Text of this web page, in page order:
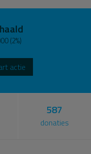
actie of
Amsterdam
(2%)
actie
587
donaties